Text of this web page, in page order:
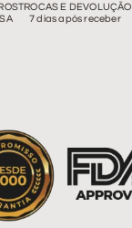
TROCAS E DEVOLUÇÃO
7 dias após receber